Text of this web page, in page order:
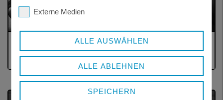
MOTORSPORTLICHE VERANSTALTUNGEN
Autorennen, Motorradrennen
Externe Medien
ALLE AUSWÄHLEN
ALLE ABLEHNEN
SPEICHERN